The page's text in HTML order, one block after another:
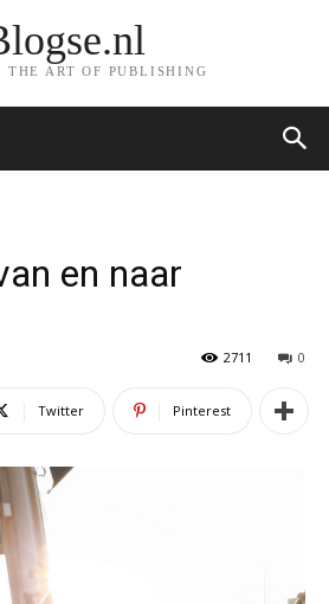
THE ART OF PUBLISHING
en naar
0
2711
Twitter Pinterest